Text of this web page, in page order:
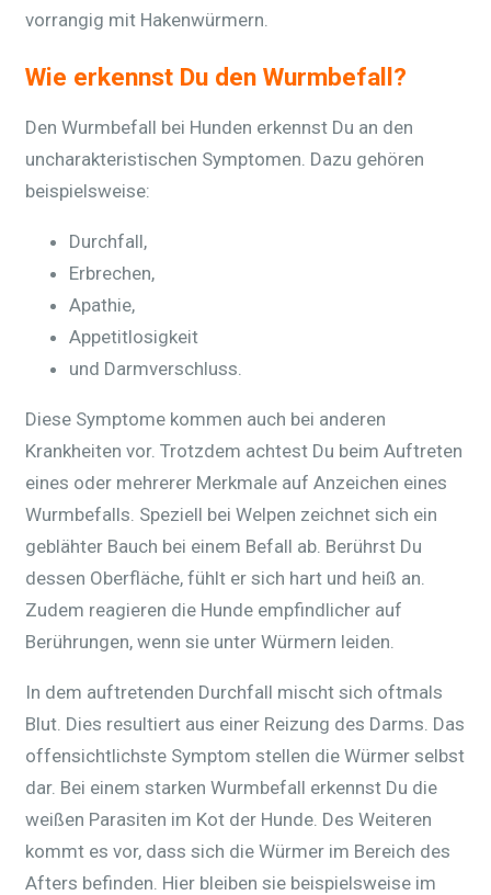
vorrangig mit Hakenwürmern.
Wie erkennst Du den Wurmbefall?
Den Wurmbefall bei Hunden erkennst Du an den
uncharakteristischen Symptomen. Dazu gehören
beispielsweise:
Durchfall,
Erbrechen,
Apathie,
Appetitlosigkeit
und Darmverschluss.
Diese Symptome kommen auch bei anderen
Krankheiten vor. Trotzdem achtest Du beim Auftreten
eines oder mehrerer Merkmale auf Anzeichen eines
Wurmbefalls. Speziell bei Welpen zeichnet sich ein
geblähter Bauch bei einem Befall ab. Berührst Du
dessen Oberfläche, fühlt er sich hart und heiß an.
Zudem reagieren die Hunde empfindlicher auf
Berührungen, wenn sie unter Würmern leiden.
In dem auftretenden Durchfall mischt sich oftmals
Blut. Dies resultiert aus einer Reizung des Darms. Das
offensichtlichste Symptom stellen die Würmer selbst
dar. Bei einem starken Wurmbefall erkennst Du die
weißen Parasiten im Kot der Hunde. Des Weiteren
kommt es vor, dass sich die Würmer im Bereich des
Afters befinden. Hier bleiben sie beispielsweise im